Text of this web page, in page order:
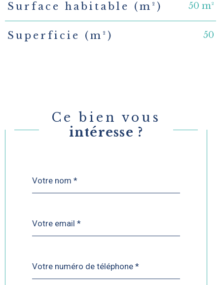
Surface habitable (m²) 50 m²
Superficie (m²) 50
Ce bien vous
intéresse ?
*
*
*